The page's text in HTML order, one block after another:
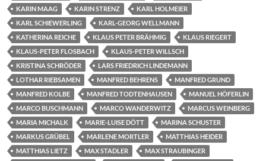
KARIN MAAG
KARIN STRENZ
KARL HOLMEIER
KARL SCHIEWERLING
KARL-GEORG WELLMANN
KATHERINA REICHE
KLAUS PETER BRÄHMIG
KLAUS RIEGERT
KLAUS-PETER FLOSBACH
KLAUS-PETER WILLSCH
KRISTINA SCHRÖDER
LARS FRIEDRICH LINDEMANN
LOTHAR RIEBSAMEN
MANFRED BEHRENS
MANFRED GRUND
MANFRED KOLBE
MANFRED TODTENHAUSEN
MANUEL HÖFERLIN
MARCO BUSCHMANN
MARCO WANDERWITZ
MARCUS WEINBERG
MARIA MICHALK
MARIE-LUISE DÖTT
MARINA SCHUSTER
MARKUS GRÜBEL
MARLENE MORTLER
MATTHIAS HEIDER
MATTHIAS LIETZ
MAX STADLER
MAX STRAUBINGER